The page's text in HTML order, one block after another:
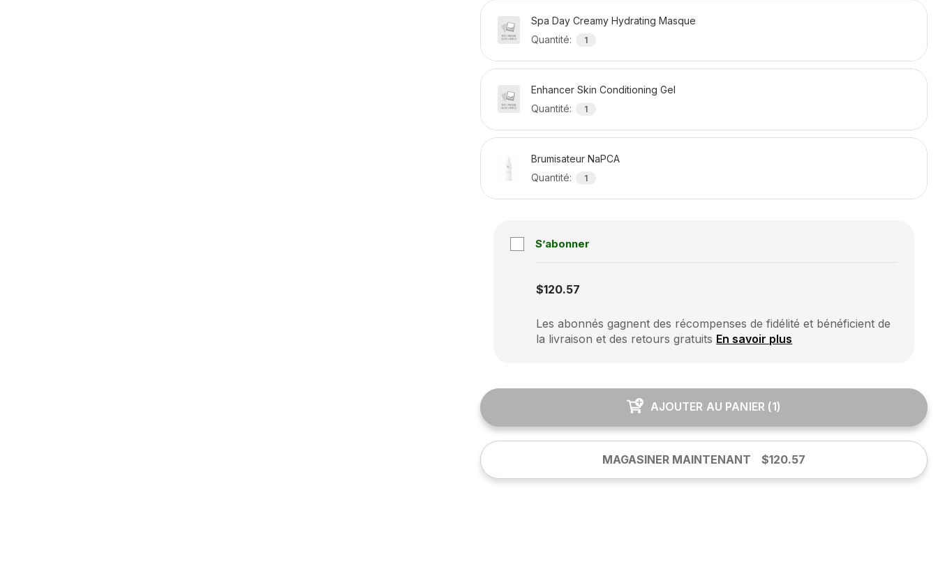
Spa Day Creamy Hydrating Masque
Quantité: 1
Enhancer Skin Conditioning Gel
Quantité: 1
Brumisateur NaPCA
Quantité: 1
S’abonner
$120.57
Les abonnés gagnent des récompenses de fidélité et bénéficient de
la livraison et des retours gratuits En savoir plus
AJOUTER AU PANIER (1)
MAGASINER MAINTENANT $120.57